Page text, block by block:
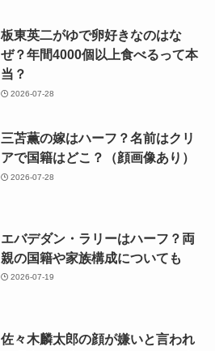
板東英二がゆで卵好きなのはな
ぜ？年間4000個以上食べるって本
当？
2026-07-28
三苫薫の嫁はハーフ？名前はクリ
アで国籍はどこ？（顔画像あり）
2026-07-28
エバデダン・ラリーはハーフ？両
親の国籍や家族構成についても
2026-07-19
佐々木麟太郎の顔が嫌いと言われ